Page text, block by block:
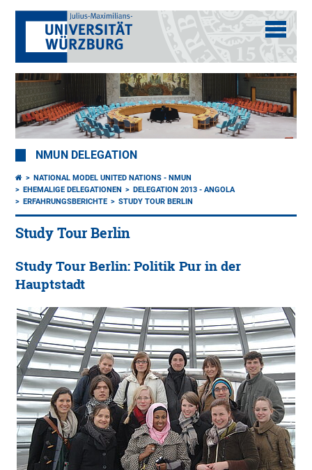
NMUN DELEGATION
NATIONAL MODEL UNITED NATIONS - NMUN
EHEMALIGE DELEGATIONEN
DELEGATION 2013 - ANGOLA
ERFAHRUNGSBERICHTE
STUDY TOUR BERLIN
Study Tour Berlin
Study Tour Berlin: Politik Pur in der
Hauptstadt